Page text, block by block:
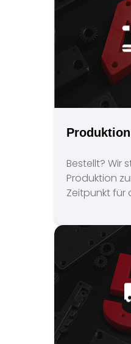
Produktion
Bestellt? Wir
Produktion
Zeitpunkt für